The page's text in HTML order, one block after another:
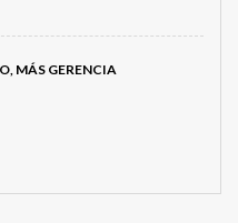
MÁS GERENCIA